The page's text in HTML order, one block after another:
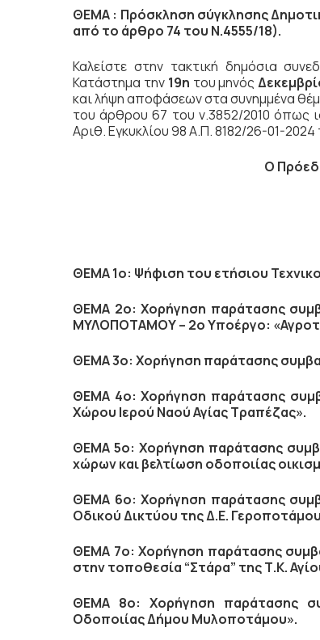
ΘΕΜΑ : Πρόσκληση σύγκλησης
από το άρθρο 74 του Ν.4555/18).
Καλείστε στην τακτική δημόσια
Κατάστημα την 19η του μηνός
και λήψη αποφάσεων στα συνημμένα
του άρθρου 67 του ν.3852/2010 όπως
Αριθ. Εγκυκλίου 98 Α.Π. 8182/26-01-2024
Ο
ΘΕΜΑ 1ο: Ψήφιση του ετήσιου
ΘΕΜΑ 2ο: Χορήγηση παράτασης
ΜΥΛΟΠΟΤΑΜΟΥ – 2ο Υποέργο:
ΘΕΜΑ 3ο: Χορήγηση παράτασης
ΘΕΜΑ 4ο: Χορήγηση παράτασης
Χώρου Ιερού Ναού Αγίας Τραπέζας».
ΘΕΜΑ 5ο: Χορήγηση παράτασης
χώρων και βελτίωση οδοποιίας
ΘΕΜΑ 6ο: Χορήγηση παράτασης
Οδικού Δικτύου της Δ.Ε.
ΘΕΜΑ 7ο: Χορήγηση παράτασης
στην τοποθεσία “Στάρα” της Τ.Κ.
ΘΕΜΑ 8ο: Χορήγηση παράτασης
Οδοποιίας Δήμου Μυλοποτάμου».